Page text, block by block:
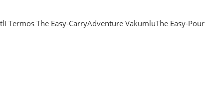
TermosThe Easy-CarryAdventure VakumluThe Easy-Pour